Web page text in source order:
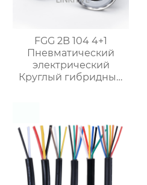
FGG 2B 104 4+1
Пневматический
электрический
Круглый гибридный